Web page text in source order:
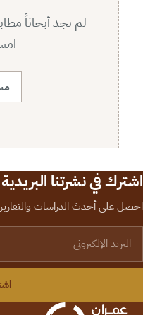
لم نجد أبحاثاً
اشترك في نشرتنا البريدية
احصل على أحدث الدراسات